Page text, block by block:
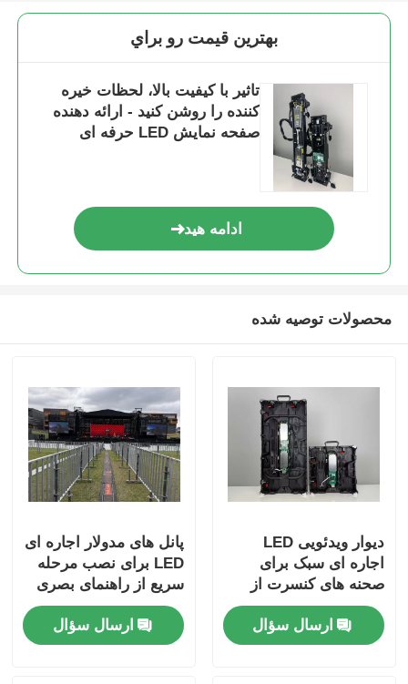
بهترين قيمت رو براي
تاثیر با کیفیت بالا، لحظات خیره
کننده را روشن کنید - ارائه دهنده
صفحه نمایش LED حرفه ای
ادامه هید
محصولات توصیه شده
دیوار ویدئویی LED
اجاره ای سبک برای
صحنه های کنسرت از
راهنمای بصری
ارسال سؤال
پانل های مدولار اجاره ای
LED برای نصب مرحله
سریع از راهنمای بصری
ارسال سؤال